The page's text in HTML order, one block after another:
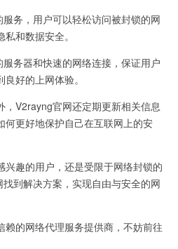
务，用户可以轻松访问被封锁的网
和数据安全。
务器和快速的网络连接，保证用户
好的上网体验。
V2rayng官网还定期更新相关信息
何更好地保护自己在互联网上的安
趣的用户，还是受限于网络封锁的
到解决方案，实现自由与安全的网
的网络代理服务提供商，不妨前往